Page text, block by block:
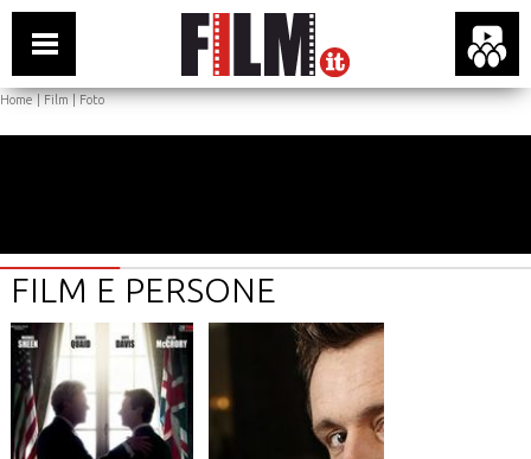
Home|Film|Foto
FILM E PERSONE